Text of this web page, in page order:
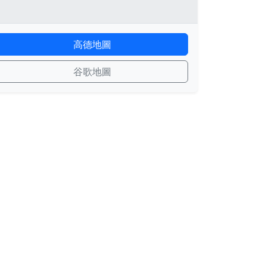
高德地圖
谷歌地圖